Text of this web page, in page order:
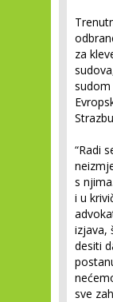
za
sudom
“Radi
s
i u
izjava,
desiti
sve